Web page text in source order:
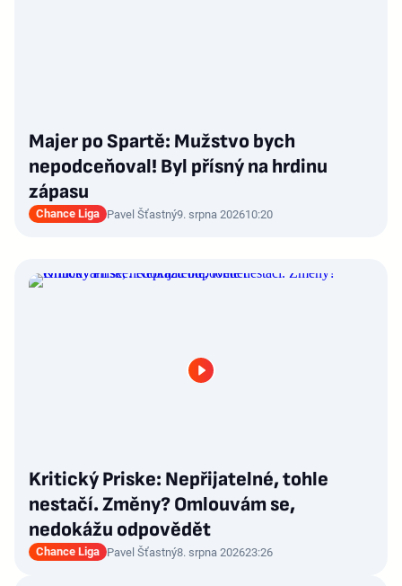
Majer po Spartě: Mužstvo bych
nepodceňoval! Byl přísný na hrdinu
zápasu
Chance Liga Pavel Šťastný9. srpna 202610:20
Kritický Priske: Nepřijatelné, tohle
nestačí. Změny? Omlouvám se,
nedokážu odpovědět
Chance Liga Pavel Šťastný8. srpna 202623:26